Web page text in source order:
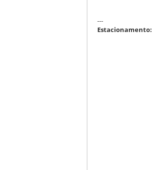
---
Estacionamento: